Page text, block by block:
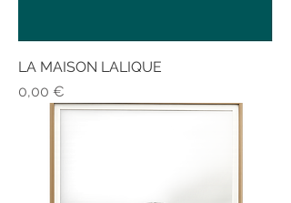
LA MAISON LALIQUE
Precio
0,00 €